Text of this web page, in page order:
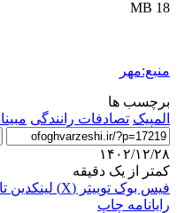
18 MB
منبع:مهر
برچسب ها
المپیک تصادفات رانندگی
۱۴۰۲/۱۲/۲۸
کمتر از یک دقیقه
فیس بوک توییتر (X) لینکدین
رایانامه چاپ